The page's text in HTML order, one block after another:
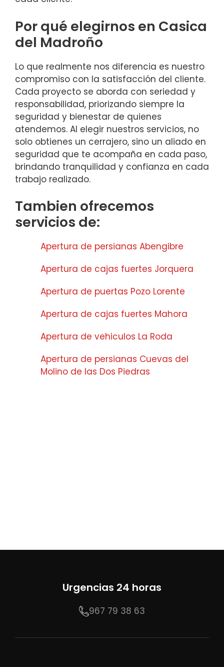
Por qué elegirnos en Casica
del Madroño
Lo que realmente nos diferencia es nuestro
compromiso con la satisfacción del cliente.
Cada proyecto se aborda con seriedad y
responsabilidad, priorizando siempre la
seguridad y bienestar de quienes
atendemos. Al elegir nuestros servicios, no
solo obtienes un cerrajero, sino un aliado en
seguridad que te acompaña en cada paso,
brindando tranquilidad y confianza en cada
trabajo realizado.
Tambien ofrecemos
servicios de:
Apertura de persianas Abengibre
Apertura de cajas fuertes Jorquera
Apertura de puertas Pozo Lorente
Apertura de cajas fuertes Mahora
Apertura de vehiculos La Roda
Apertura de persianas Cuevas del
Molino de las Dos Piedras
Urgencias 24 horas
967 79 38 63